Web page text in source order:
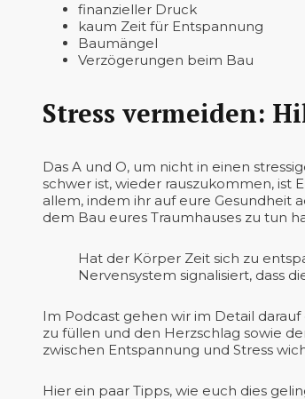
finanzieller Druck
kaum Zeit für Entspannung
Baumängel
Verzögerungen beim Bau
Stress vermeiden:
Das A und O, um nicht in einen
schwer ist, wieder rauszukommen, ist
allem, indem ihr auf eure Gesundheit
dem Bau eures Traumhauses zu tun
Hat der Körper Zeit sich zu
Nervensystem signalisiert, dass
Im Podcast gehen wir im Detail
zu füllen und den Herzschlag sowie
zwischen Entspannung und Stress
Hier ein paar Tipps, wie euch dies